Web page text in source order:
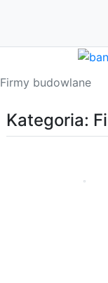
Firmy budowlane
Kategoria: